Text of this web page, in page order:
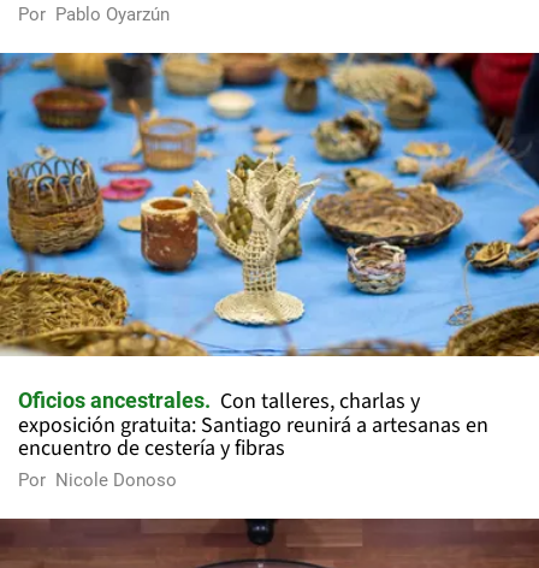
Por Pablo Oyarzún
Oficios ancestrales
Con talleres, charlas y
exposición gratuita: Santiago reunirá a artesanas en
encuentro de cestería y fibras
Por Nicole Donoso